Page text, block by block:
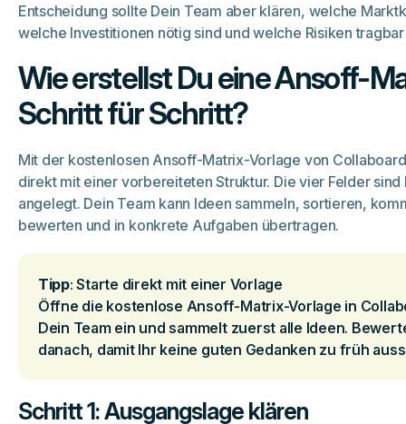
Entscheidung sollte Dein Team aber klären, welche
welche Investitionen nötig sind und welche Risiken
Wie erstellst Du eine Ansoff-
Schritt für Schritt?
Mit der kostenlosen Ansoff-Matrix-Vorlage von
direkt mit einer vorbereiteten Struktur. Die vier Felder sind
angelegt. Dein Team kann Ideen sammeln, sortieren,
bewerten und in konkrete Aufgaben übertragen.
Tipp: Starte direkt mit einer Vorlage
Öffne die kostenlose Ansoff-Matrix-Vorlage in
Dein Team ein und sammelt zuerst alle Ideen.
danach, damit Ihr keine guten Gedanken zu früh
Schritt 1: Ausgangslage klären